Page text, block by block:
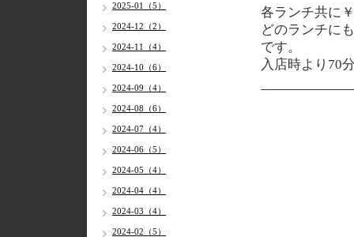
各ランチ共に
どのランチに
です。
入店時より70
2025-01（5）
2024-12（2）
2024-11（4）
2024-10（6）
2024-09（4）
2024-08（6）
2024-07（4）
2024-06（5）
2024-05（4）
2024-04（4）
2024-03（4）
2024-02（5）